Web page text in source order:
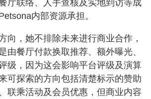
厅联络、人手查核及实地到访等成
内部资源承担。
向，她不排除未来进行商业合作，
由餐厅付款换取推荐、额外曝光、
级，因为这会影响平台评级及演算
可探索的方向包括清楚标示的赞助
联乘活动及会员优惠，但商业内容